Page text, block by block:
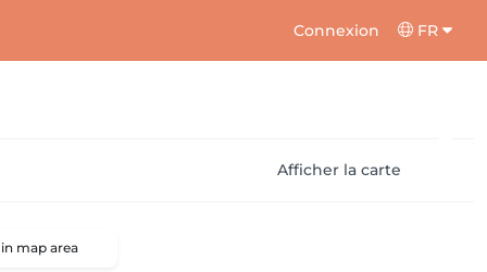
Connexion FR
Afficher la carte
map area